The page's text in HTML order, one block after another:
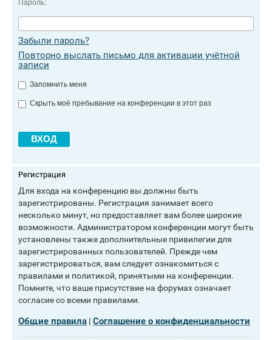
Пароль:
Забыли пароль?
Повторно выслать письмо для активации учётной
записи
Запомнить меня
Скрыть моё пребывание на конференции в этот раз
Регистрация
Для входа на конференцию вы должны быть
зарегистрированы. Регистрация занимает всего
несколько минут, но предоставляет вам более широкие
возможности. Администратором конференции могут быть
установлены также дополнительные привилегии для
зарегистрированных пользователей. Прежде чем
зарегистрироваться, вам следует ознакомиться с
правилами и политикой, принятыми на конференции.
Помните, что ваше присутствие на форумах означает
согласие со всеми правилами.
Общие правила | Соглашение о конфиденциальности